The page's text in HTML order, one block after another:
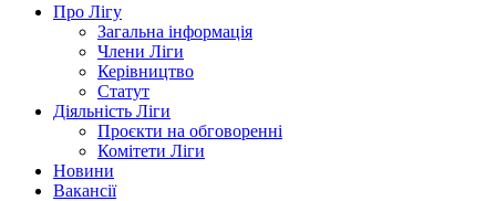
Про Лігу
Загальна інформація
Члени Ліги
Керівництво
Статут
Діяльність Ліги
Проєкти на обговоренні
Комітети Ліги
Новини
Вакансії